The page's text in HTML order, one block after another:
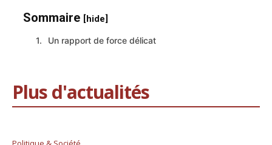
Sommaire [hide]
Un rapport de force délicat
Plus d'actualités